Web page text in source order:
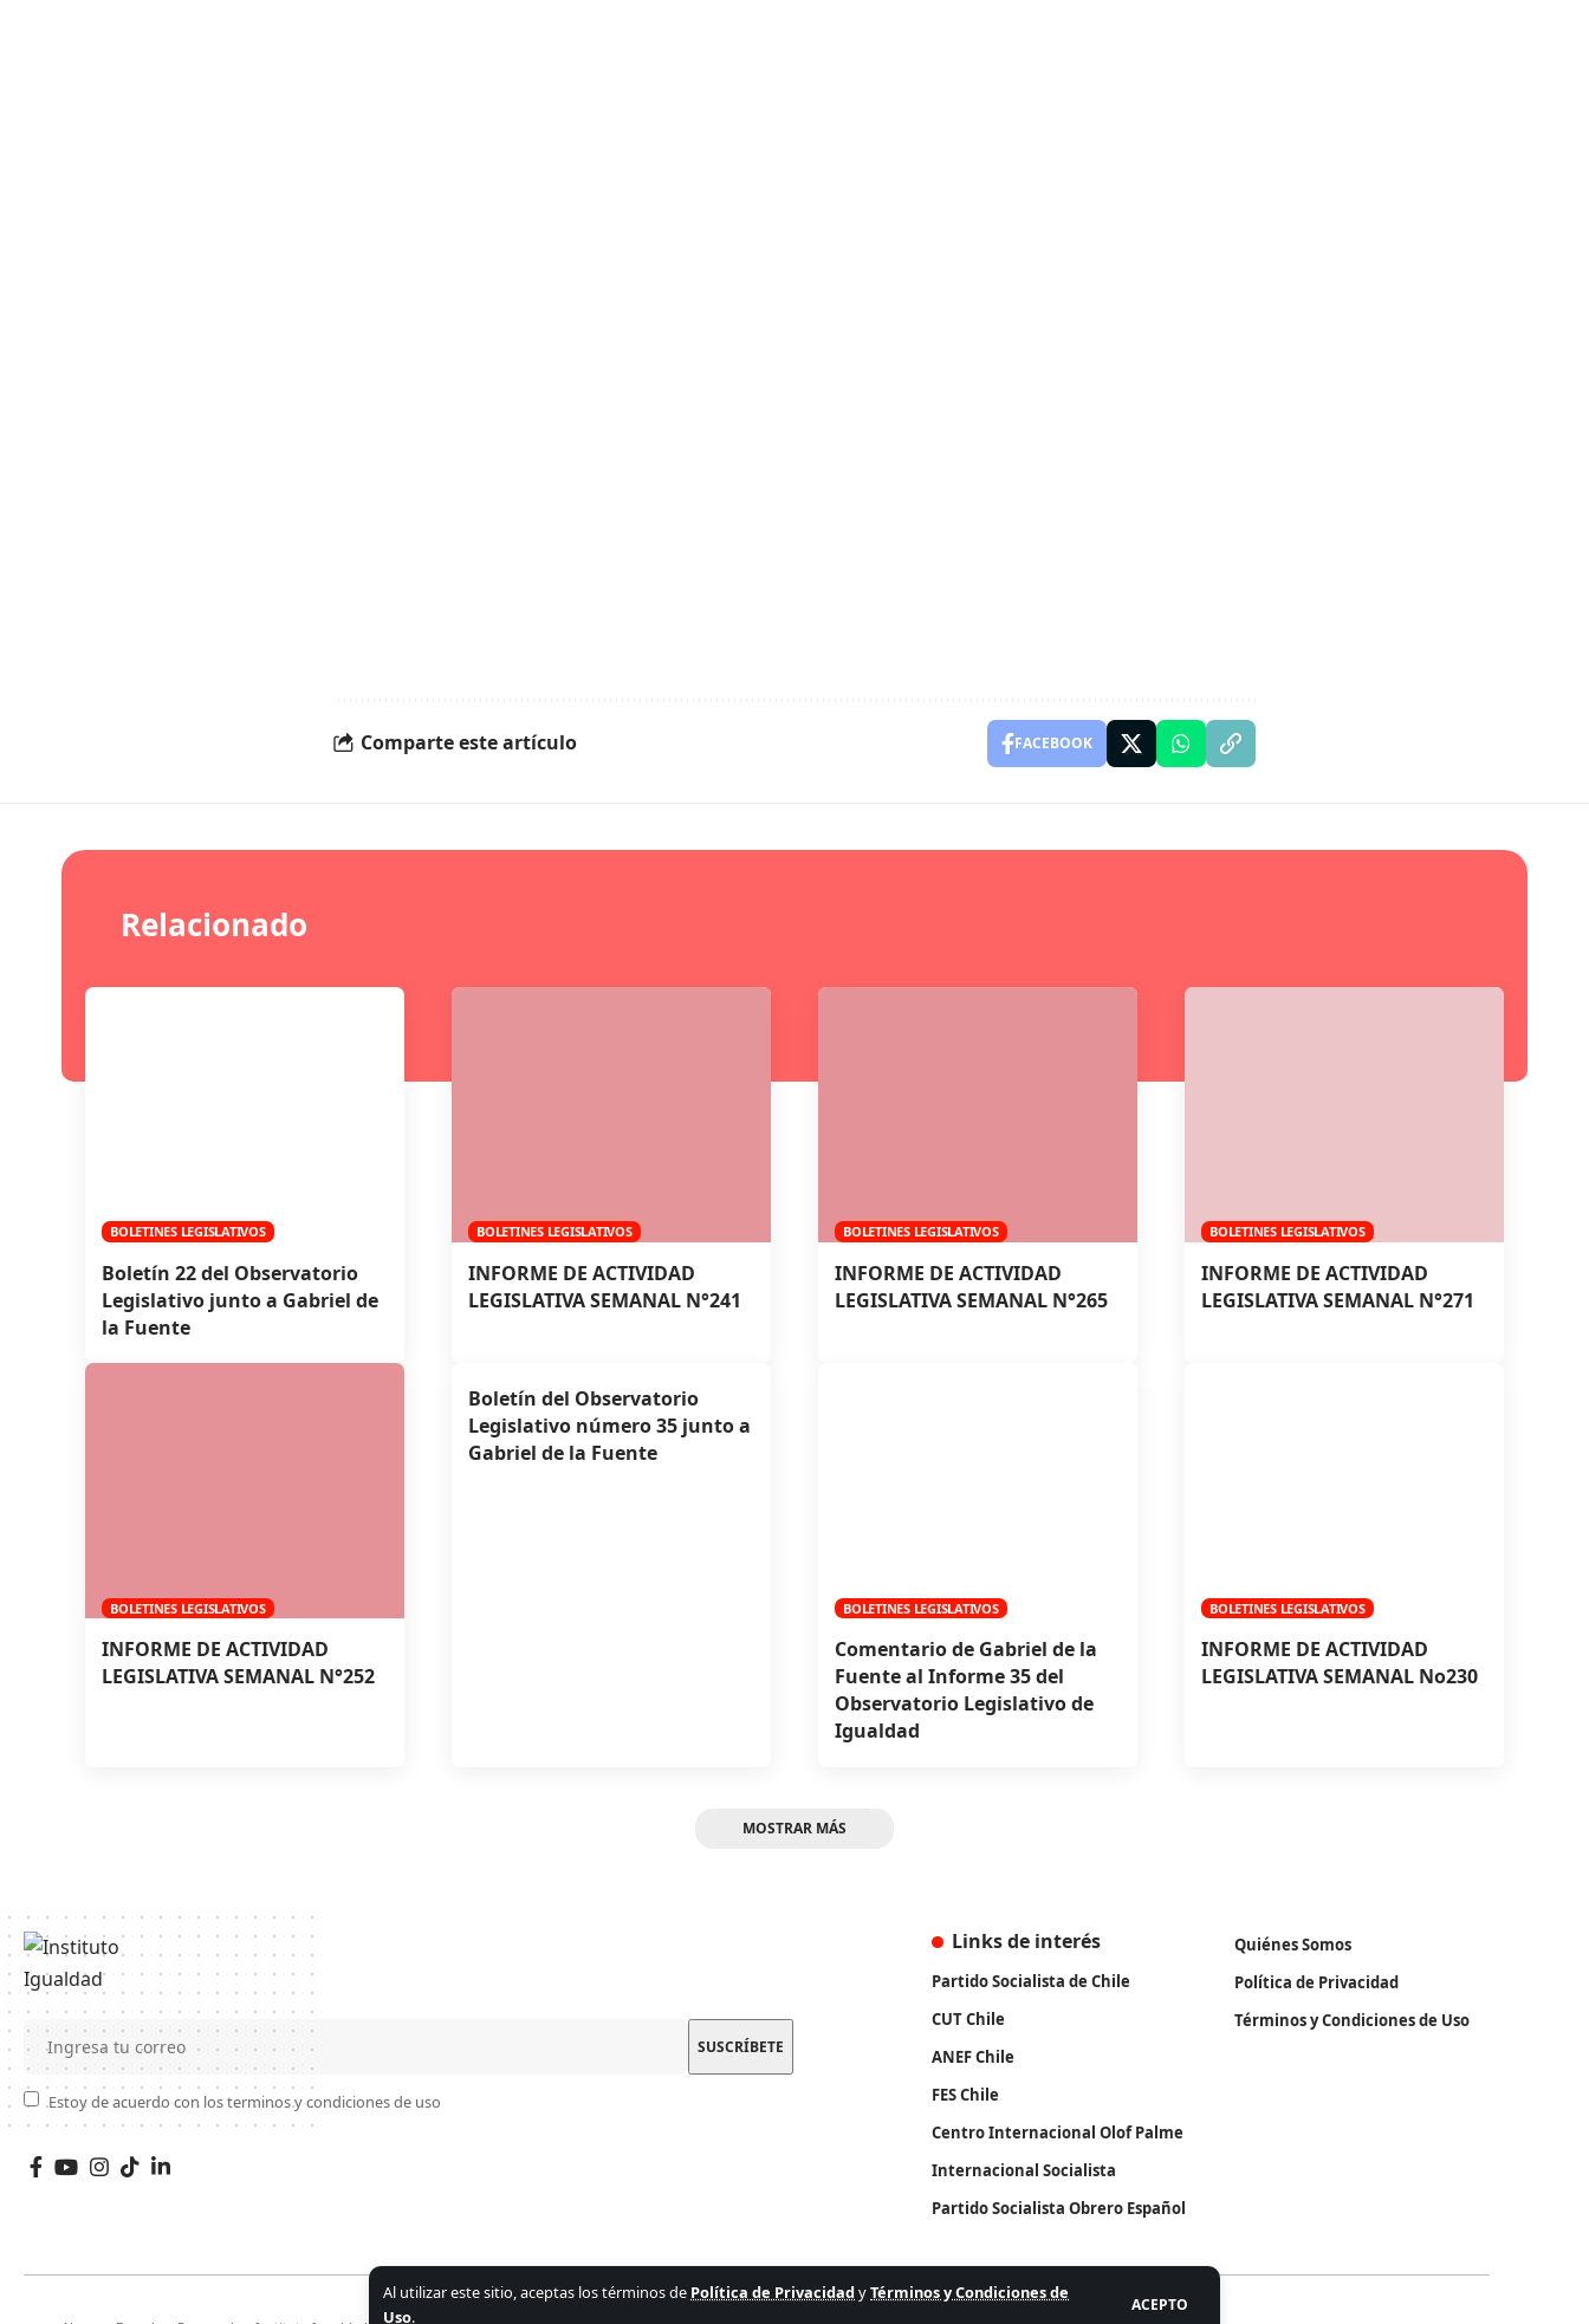
Al utilizar este sitio, aceptas los términos de Política de PrivacidadyTérminos y Condiciones de
Uso.
ACEPTO
Comparte este artículo FACEBOOK
Relacionado
BOLETINES LEGISLATIVOS
Boletín 22 del Observatorio
Legislativo junto a Gabriel de
la Fuente
BOLETINES LEGISLATIVOS
INFORME DE ACTIVIDAD
LEGISLATIVA SEMANAL N°241
BOLETINES LEGISLATIVOS
INFORME DE ACTIVIDAD
LEGISLATIVA SEMANAL N°265
BOLETINES LEGISLATIVOS
INFORME DE ACTIVIDAD
LEGISLATIVA SEMANAL N°271
BOLETINES LEGISLATIVOS
INFORME DE ACTIVIDAD
LEGISLATIVA SEMANAL N°252
Boletín del Observatorio
Legislativo número 35 junto a
Gabriel de la Fuente
BOLETINES LEGISLATIVOS
Comentario de Gabriel de la
Fuente al Informe 35 del
Observatorio Legislativo de
Igualdad
BOLETINES LEGISLATIVOS
INFORME DE ACTIVIDAD
LEGISLATIVA SEMANAL No230
MOSTRAR MÁS
Estoy de acuerdo con los terminos y condiciones de uso
Links de interés
Partido Socialista de Chile
CUT Chile
ANEF Chile
FES Chile
Centro Internacional Olof Palme
Internacional Socialista
Partido Socialista Obrero Español
Quiénes Somos
Política de Privacidad
Términos y Condiciones de Uso